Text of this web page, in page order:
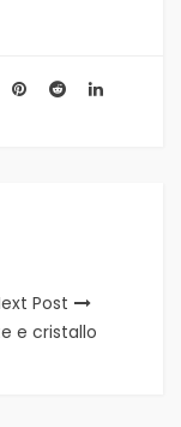
Post
e cristallo